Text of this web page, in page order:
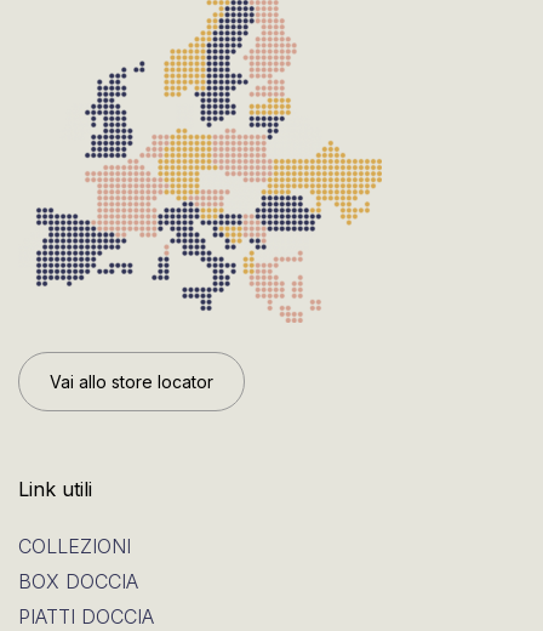
Vai allo store locator
Link utili
COLLEZIONI
BOX DOCCIA
PIATTI DOCCIA